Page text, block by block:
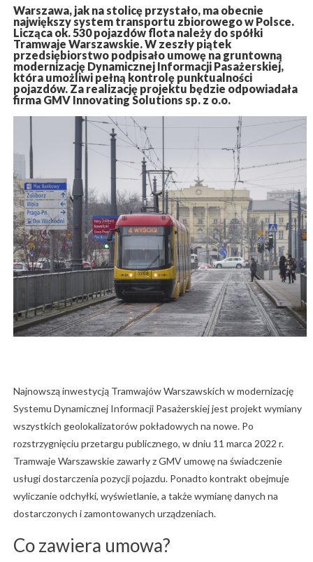
Warszawa, jak na stolicę przystało, ma obecnie
największy system transportu zbiorowego w Polsce.
Licząca ok. 530 pojazdów flota należy do spółki
Tramwaje Warszawskie. W zeszły piątek
przedsiębiorstwo podpisało umowę na gruntowną
modernizację Dynamicznej Informacji Pasażerskiej,
która umożliwi pełną kontrolę punktualności
pojazdów. Za realizację projektu będzie odpowiadała
firma GMV Innovating Solutions sp. z o.o.
Najnowszą inwestycją Tramwajów Warszawskich w modernizację
Systemu Dynamicznej Informacji Pasażerskiej jest projekt wymiany
wszystkich geolokalizatorów pokładowych na nowe. Po
rozstrzygnięciu przetargu publicznego, w dniu 11 marca 2022 r.
Tramwaje Warszawskie zawarły z GMV umowę na świadczenie
usługi dostarczenia pozycji pojazdu. Ponadto kontrakt obejmuje
wyliczanie odchyłki, wyświetlanie, a także wymianę danych na
dostarczonych i zamontowanych urządzeniach.
Co zawiera umowa?